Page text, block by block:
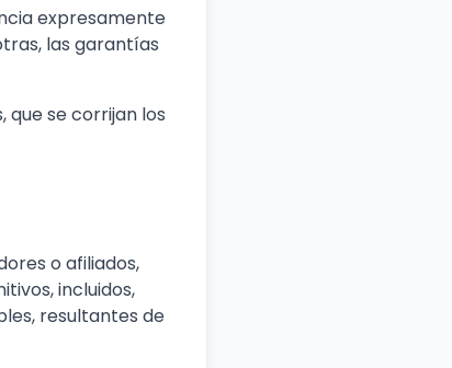
expresamente
las garantías
se corrijan los
o afiliados,
incluidos,
resultantes de